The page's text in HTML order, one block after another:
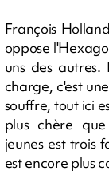
François
oppose
uns des autres.
charge, c'est
souffre, tout ici
plus chère
jeunes est trois
est encore plus